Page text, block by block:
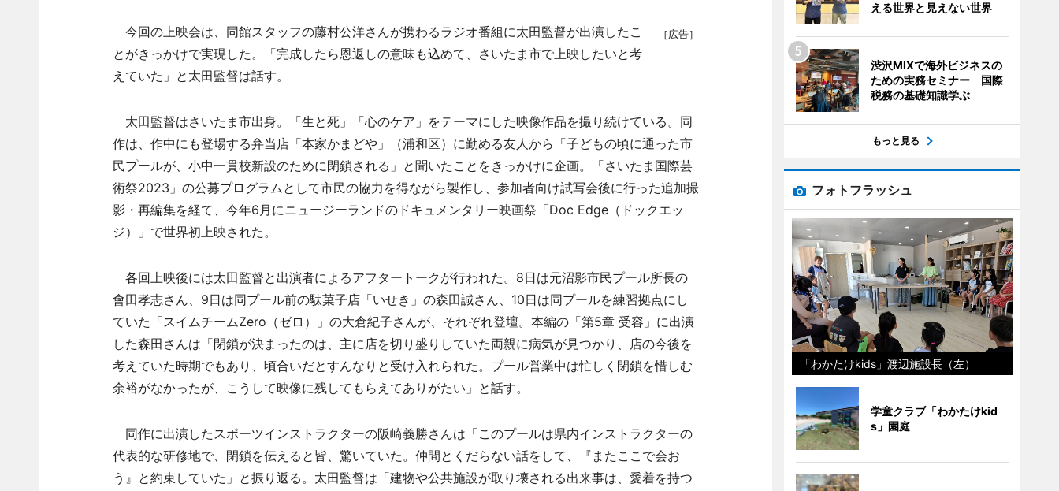
［広告］
今回の上映会は、同館スタッフの藤村公洋さんが携わるラジオ番組に太田監督が出演したこ
とがきっかけで実現した。「完成したら恩返しの意味も込めて、さいたま市で上映したいと考
えていた」と太田監督は話す。
太田監督はさいたま市出身。「生と死」「心のケア」をテーマにした映像作品を撮り続けている。同
作は、作中にも登場する弁当店「本家かまどや」（浦和区）に勤める友人から「子どもの頃に通った市
民プールが、小中一貫校新設のために閉鎖される」と聞いたことをきっかけに企画。「さいたま国際芸
術祭2023」の公募プログラムとして市民の協力を得ながら製作し、参加者向け試写会後に行った追加撮
影・再編集を経て、今年6月にニュージーランドのドキュメンタリー映画祭「Doc Edge（ドックエッ
ジ）」で世界初上映された。
各回上映後には太田監督と出演者によるアフタートークが行われた。8日は元沼影市民プール所長の
會田孝志さん、9日は同プール前の駄菓子店「いせき」の森田誠さん、10日は同プールを練習拠点にし
ていた「スイムチームZero（ゼロ）」の大倉紀子さんが、それぞれ登壇。本編の「第5章 受容」に出演
した森田さんは「閉鎖が決まったのは、主に店を切り盛りしていた両親に病気が見つかり、店の今後を
考えていた時期でもあり、頃合いだとすんなりと受け入れられた。プール営業中は忙しく閉鎖を惜しむ
余裕がなかったが、こうして映像に残してもらえてありがたい」と話す。
同作に出演したスポーツインストラクターの阪崎義勝さんは「このプールは県内インストラクターの
代表的な研修地で、閉鎖を伝えると皆、驚いていた。仲間とくだらない話をして、『またここで会お
う』と約束していた」と振り返る。太田監督は「建物や公共施設が取り壊される出来事は、愛着を持つ
える世界と見えない世界
渋沢MIXで海外ビジネスの
ための実務セミナー 国際
税務の基礎知識学ぶ
もっと見る
フォトフラッシュ
「わかたけkids」渡辺施設長（左）
学童クラブ「わかたけkid
s」園庭